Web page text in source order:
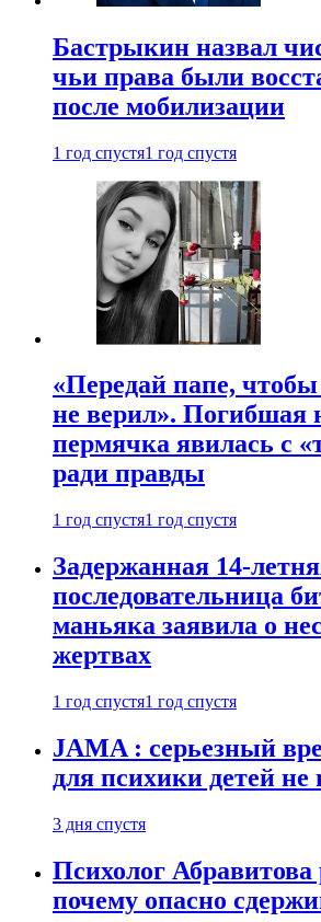
Бастрыкин назвал
чьи права были
после мобилизации
1 год спустя1 год спустя
«Передай папе,
не верил». Погибшая
пермячка явилась с
ради правды
1 год спустя1 год спустя
Задержанная 14-
последовательница
маньяка заявила о
жертвах
1 год спустя1 год спустя
JAMA : серьезный
для психики детей не
3 дня спустя
Психолог Абравитова
почему опасно